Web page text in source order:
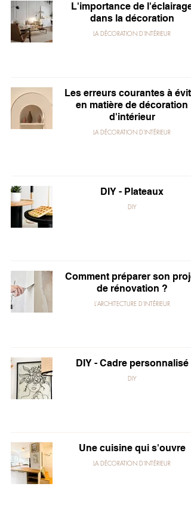
L'importance de l'éclairage
dans la décoration
LA DÉCORATION D'INTÉRIEUR
Les erreurs courantes à
en matière de décoration
d'intérieur
LA DÉCORATION D'INTÉRIEUR
DIY - Plateaux
DIY
Comment préparer son
de rénovation ?
L'ARCHITECTURE D'INTÉRIEUR
DIY - Cadre personnalisé
DIY
Une cuisine qui s'ouvre
LA DÉCORATION D'INTÉRIEUR